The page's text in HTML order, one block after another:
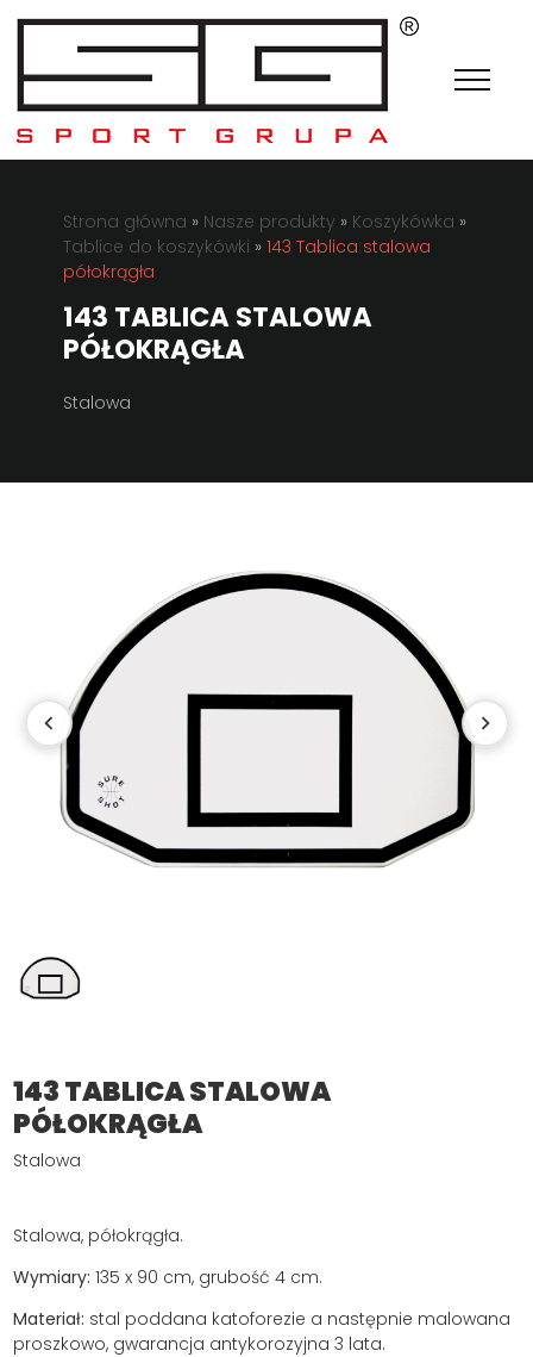
Strona główna » Nasze produkty » Koszykówka »
Tablice do koszykówki » 143 Tablica stalowa
półokrągła
143 TABLICA STALOWA
PÓŁOKRĄGŁA
Stalowa
143 TABLICA STALOWA
PÓŁOKRĄGŁA
Stalowa
Stalowa, półokrągła.
Wymiary: 135 x 90 cm, grubość 4 cm.
Materiał: stal poddana katoforezie a następnie malowana
proszkowo, gwarancja antykorozyjna 3 lata.